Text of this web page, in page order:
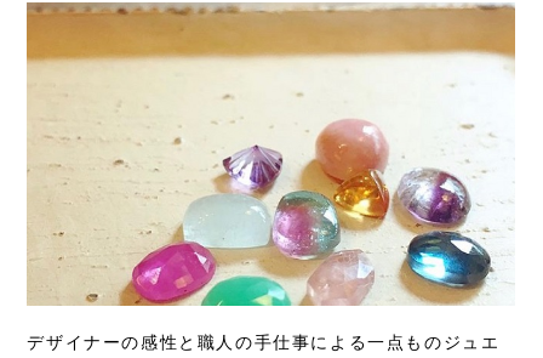
デザイナーの感性と職人の手仕事による一点ものジュエ